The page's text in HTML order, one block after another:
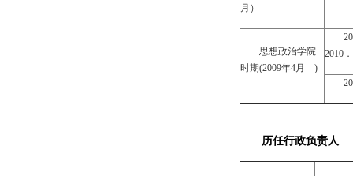
月）
思想政治学院
时期(2009年4月—)
2010
历任行政负责人